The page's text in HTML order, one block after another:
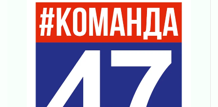
Пик топливного кризиса в регионе прошёл
31 июля 2026
О мужестве, долге и стойкости
31 июля 2026
Ленинградцы — бойцам «Барс-Ленинградец»
Маршрутами будущего — к заветной цели
31 июля 2026
«Корвет» на страже